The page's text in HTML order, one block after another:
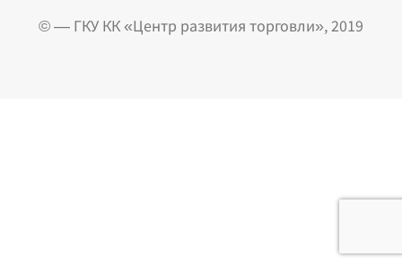
© — ГКУ КК «Центр развития торговли», 2019